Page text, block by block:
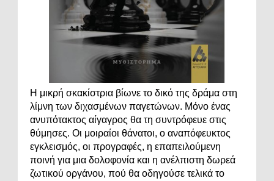
Η μικρή σκακίστρια βίωνε το δικό της δράμα στη
λίμνη των διχασμένων παγετώνων. Μόνο ένας
ανυπότακτος αίγαγρος θα τη συντρόφευε στις
θύμησες. Οι μοιραίοι θάνατοι, ο αναπόφευκτος
εγκλεισμός, οι προγραφές, η επαπειλούμενη
ποινή για μια δολοφονία και η ανέλπιστη δωρεά
ζωτικού οργάνου, πού θα οδηγούσε τελικά το